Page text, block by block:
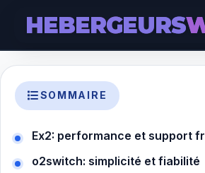
HEBERGEURS
SOMMAIRE
Ex2: performance et support
o2switch: simplicité et fiabilité